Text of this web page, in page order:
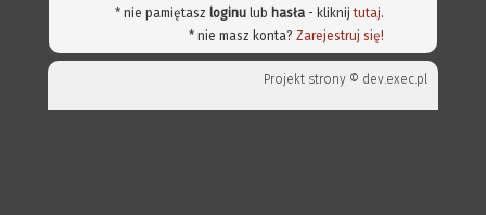
* nie pamiętasz loginu lub hasła - kliknijtutaj.
* nie masz konta? Zarejestruj się!
Projekt strony © dev.exec.pl